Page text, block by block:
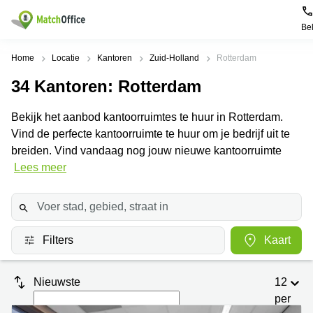
Bel
Huren / Verhuren
Productpagina's
Kantoorruimten
Business
Centers
Coworking
Vergaderruimten
Virtueel
Kantoor
Populaire
Alkmaar
Amsterdam
Oost
Amsterdam
Westpoort
Bergen
op
Zoom
Amersfoort
Breda
Populaire
Kantoorruimte
in Breda
Kantoor
Bergen
op
Zoom
Kantoor
huren
Kantoor
huren
Help
Over ons
Voeg je kantoorruimte toe
Huurprijs
Log in
Home Locatie Kantoren Zuid-Holland Rotterdam
34 Kantoren: Rotterdam
Bekijk het aanbod kantoorruimtes te huur in Rotterdam.
Vind de perfecte kantoorruimte te huur om je bedrijf uit te
breiden. Vind vandaag nog jouw nieuwe kantoorruimte
Lees meer
Filters Kaart
Nieuwste
12
per